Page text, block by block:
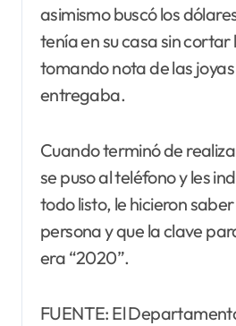
asimismo buscó los
tenía en su casa sin
tomando nota de las
entregaba.
Cuando terminó de
se puso al teléfono y les
todo listo, le hicieron
persona y que la clave
era “2020”.
FUENTE: El